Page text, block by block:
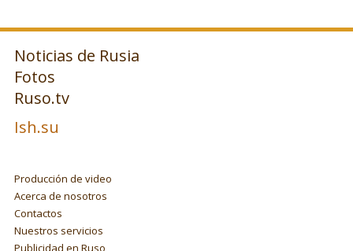
Noticias de Rusia
Fotos
Ruso.tv
Ish.su
Producción de video
Acerca de nosotros
Contactos
Nuestros servicios
Publicidad en Ruso